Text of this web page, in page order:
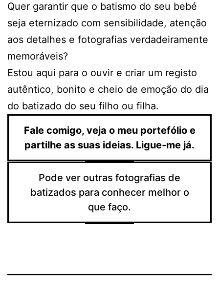
Quer garantir que o batismo do seu bebé
seja eternizado com sensibilidade, atenção
aos detalhes e fotografias verdadeiramente
memoráveis?
Estou aqui para o ouvir e criar um registo
autêntico, bonito e cheio de emoção do dia
do batizado do seu filho ou filha.
Fale comigo, veja o meu portefólio e
partilhe as suas ideias. Ligue-me já.
Pode ver outras fotografias de
batizados para conhecer melhor o
que faço.